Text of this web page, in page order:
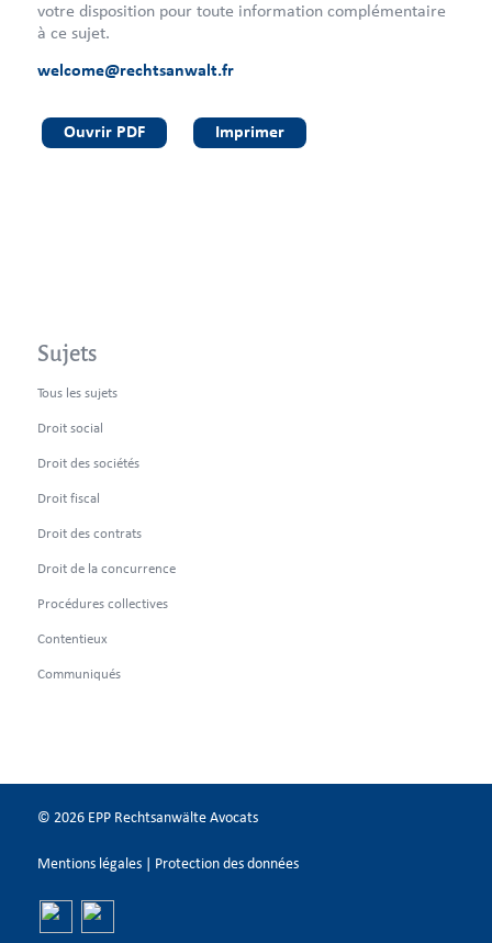
votre disposition pour toute information complémentaire
à ce sujet.
welcome@rechtsanwalt.fr
Ouvrir PDF Imprimer
Sujets
Tous les sujets
Droit social
Droit des sociétés
Droit fiscal
Droit des contrats
Droit de la concurrence
Procédures collectives
Contentieux
Communiqués
© 2026 EPP Rechtsanwälte Avocats
Mentions légales| Protection des données